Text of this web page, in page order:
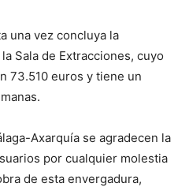
una vez concluya la
Sala de Extracciones, cuyo
73.510 euros y tiene un
Axarquía se agradecen la
por cualquier molestia
de esta envergadura,